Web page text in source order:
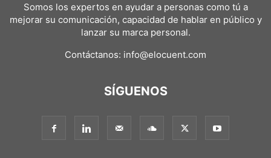
Somos los expertos en ayudar a personas como tú a
mejorar su comunicación, capacidad de hablar en público y
lanzar su marca personal.
Contáctanos: info@elocuent.com
SÍGUENOS